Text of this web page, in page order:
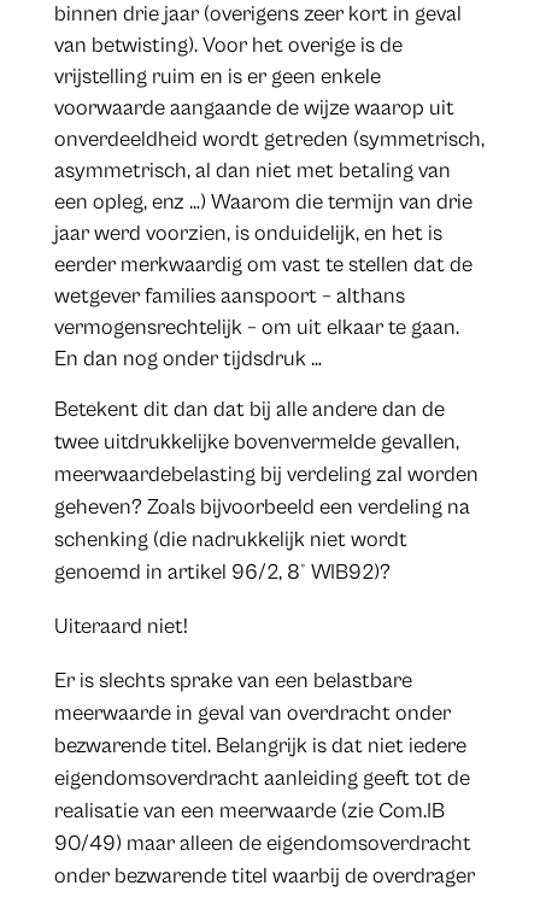
binnen drie jaar (overigens zeer kort in geval
van betwisting). Voor het overige is de
vrijstelling ruim en is er geen enkele
voorwaarde aangaande de wijze waarop uit
onverdeeldheid wordt getreden (symmetrisch,
asymmetrisch, al dan niet met betaling van
een opleg, enz …) Waarom die termijn van drie
jaar werd voorzien, is onduidelijk, en het is
eerder merkwaardig om vast te stellen dat de
wetgever families aanspoort – althans
vermogensrechtelijk – om uit elkaar te gaan.
En dan nog onder tijdsdruk …
Betekent dit dan dat bij alle andere dan de
twee uitdrukkelijke bovenvermelde gevallen,
meerwaardebelasting bij verdeling zal worden
geheven? Zoals bijvoorbeeld een verdeling na
schenking (die nadrukkelijk niet wordt
genoemd in artikel 96/2, 8° WIB92)?
Uiteraard niet!
Er is slechts sprake van een belastbare
meerwaarde in geval van overdracht onder
bezwarende titel. Belangrijk is dat niet iedere
eigendomsoverdracht aanleiding geeft tot de
realisatie van een meerwaarde (zie Com.IB
90/49) maar alleen de eigendomsoverdracht
onder bezwarende titel waarbij de overdrager